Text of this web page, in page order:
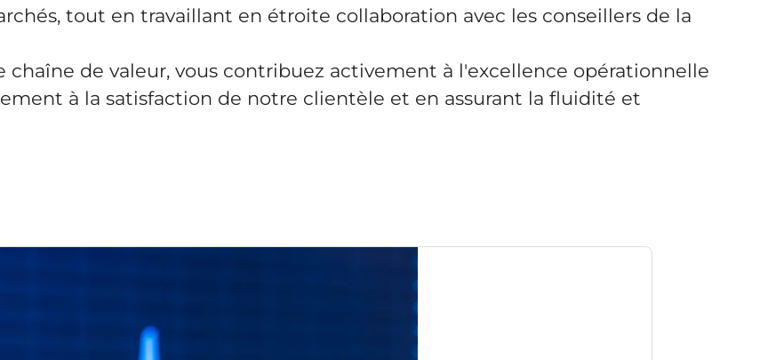
tout en travaillant en étroite collaboration avec les conseillers de la
de valeur, vous contribuez activement à l'excellence opérationnelle
à la satisfaction de notre clientèle et en assurant la fluidité et